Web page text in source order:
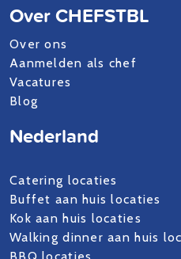
Over CHEFSTBL
Over ons
Aanmelden als chef
Vacatures
Blog
Nederland
Catering locaties
Buffet aan huis locaties
Kok aan huis locaties
Walking dinner aan huis
BBQ locaties